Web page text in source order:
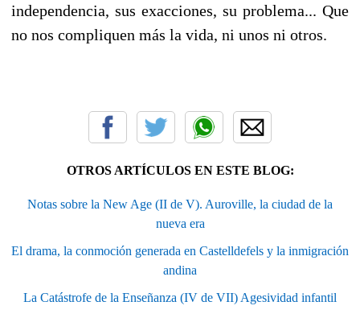
independencia, sus exacciones, su problema... Que
no nos compliquen más la vida, ni unos ni otros.
OTROS ARTÍCULOS EN ESTE BLOG:
Notas sobre la New Age (II de V). Auroville, la ciudad de la
nueva era
El drama, la conmoción generada en Castelldefels y la inmigración
andina
La Catástrofe de la Enseñanza (IV de VII) Agesividad infantil